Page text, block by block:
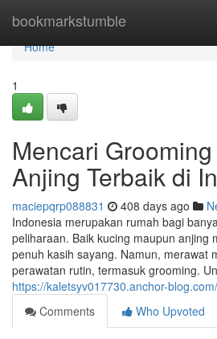
bookmarkstumble
Home
Home
1
Mencari
Anjing Terbaik di
maciepqrp088831 408 days ago
Indonesia merupakan rumah bagi
peliharaan. Baik kucing maupun anjing
penuh kasih sayang. Namun, merawat
perawatan rutin, termasuk grooming.
https://kaletsyv017730.anchor-
Comments
Who Upvoted